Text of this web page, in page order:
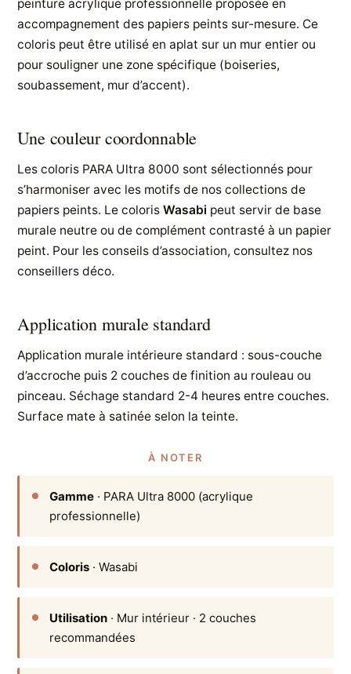
peinture acrylique professionnelle proposée en
accompagnement des papiers peints sur-mesure. Ce
coloris peut être utilisé en aplat sur un mur entier ou
pour souligner une zone spécifique (boiseries,
soubassement, mur d’accent).
Une couleur coordonnable
Les coloris PARA Ultra 8000 sont sélectionnés pour
s’harmoniser avec les motifs de nos collections de
papiers peints. Le colorisWasabi peut servir de base
murale neutre ou de complément contrasté à un papier
peint. Pour les conseils d’association, consultez nos
conseillers déco.
Application murale standard
Application murale intérieure standard : sous-couche
d’accroche puis 2 couches de finition au rouleau ou
pinceau. Séchage standard 2-4 heures entre couches.
Surface mate à satinée selon la teinte.
À NOTER
Gamme · PARA Ultra 8000 (acrylique
professionnelle)
Coloris · Wasabi
Utilisation · Mur intérieur · 2 couches
recommandées